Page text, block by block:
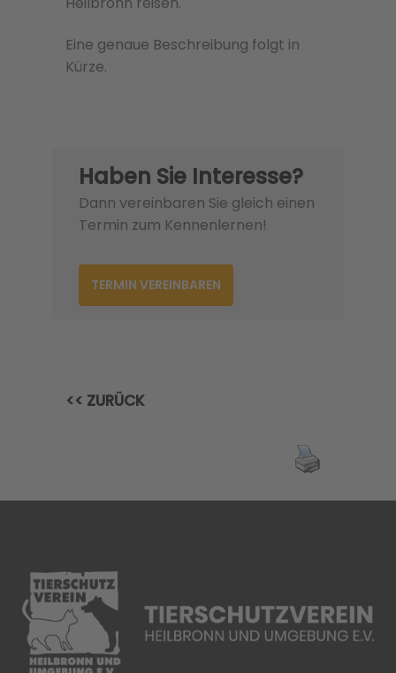
Eine genaue Beschreibung folgt in
Kürze.
Haben Sie Interesse?
Dann vereinbaren Sie gleich einen
Termin zum Kennenlernen!
TERMIN VEREINBAREN
<< ZURÜCK